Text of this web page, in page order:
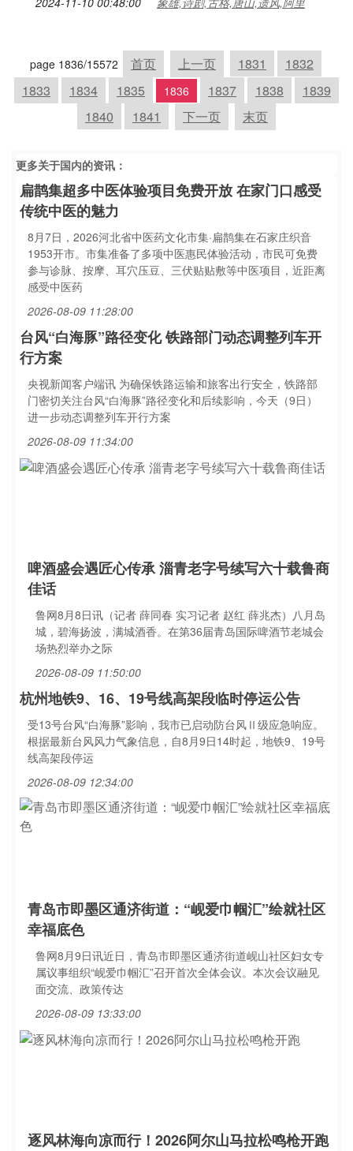
page 1836/15572 首页 上一页 1831
1832
1833
1834 1835 1836 1837 1838
1839
1840
1841 下一页 末页
更多关于国内的资讯：
扁鹊集超多中医体验项目免费开放 在家门口感受
传统中医的魅力
8月7日，2026河北省中医药文化市集·扁鹊集在石家庄织音
1953开市。市集准备了多项中医惠民体验活动，市民可免费
参与诊脉、按摩、耳穴压豆、三伏贴贴敷等中医项目，近距离
感受中医药
2026-08-09 11:28:00
台风“白海豚”路径变化 铁路部门动态调整列车开
行方案
央视新闻客户端讯 为确保铁路运输和旅客出行安全，铁路部
门密切关注台风“白海豚”路径变化和后续影响，今天（9日）
进一步动态调整列车开行方案
2026-08-09 11:34:00
啤酒盛会遇匠心传承 淄青老字号续写六十载鲁商
佳话
鲁网8月8日讯（记者 薛同春 实习记者 赵红 薛兆杰）八月岛
城，碧海扬波，满城酒香。在第36届青岛国际啤酒节老城会
场热烈举办之际
2026-08-09 11:50:00
杭州地铁9、16、19号线高架段临时停运公告
受13号台风“白海豚”影响，我市已启动防台风Ⅱ级应急响应。
根据最新台风风力气象信息，自8月9日14时起，地铁9、19号
线高架段停运
2026-08-09 12:34:00
青岛市即墨区通济街道：“岘爱巾帼汇”绘就社区
幸福底色
鲁网8月9日讯近日，青岛市即墨区通济街道岘山社区妇女专
属议事组织“岘爱巾帼汇”召开首次全体会议。本次会议融见
面交流、政策传达
2026-08-09 13:33:00
逐风林海向凉而行！2026阿尔山马拉松鸣枪开跑